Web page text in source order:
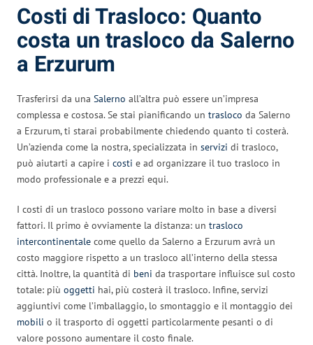
Costi di Trasloco: Quanto
costa un trasloco da Salerno
a Erzurum
Trasferirsi da una Salerno all’altra può essere un’impresa
complessa e costosa. Se stai pianificando un trasloco da Salerno
a Erzurum, ti starai probabilmente chiedendo quanto ti costerà.
Un’azienda come la nostra, specializzata in servizi di trasloco,
può aiutarti a capire i costi e ad organizzare il tuo trasloco in
modo professionale e a prezzi equi.
I costi di un trasloco possono variare molto in base a diversi
fattori. Il primo è ovviamente la distanza: un trasloco
intercontinentale come quello da Salerno a Erzurum avrà un
costo maggiore rispetto a un trasloco all’interno della stessa
città. Inoltre, la quantità di beni da trasportare influisce sul costo
totale: più oggetti hai, più costerà il trasloco. Infine, servizi
aggiuntivi come l’imballaggio, lo smontaggio e il montaggio dei
mobili o il trasporto di oggetti particolarmente pesanti o di
valore possono aumentare il costo finale.